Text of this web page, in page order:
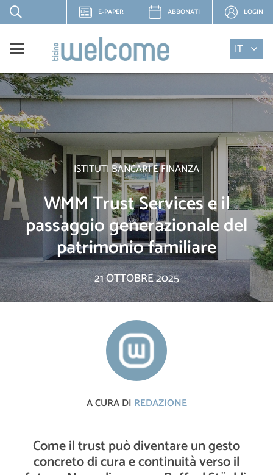
E-PAPER ABBONATI LOGIN
IT
ISTITUTI BANCARI E FINANZA
WMM Trust Services e il
passaggio generazionale del
patrimonio familiare
21 OTTOBRE 2025
A CURA DI REDAZIONE
Come il trust può diventare un gesto
concreto di cura e continuità verso il